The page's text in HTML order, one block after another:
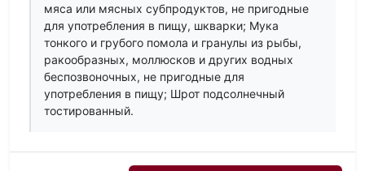
мяса или мясных субпродуктов, не пригодные
для употребления в пищу, шкварки; Мука
тонкого и грубого помола и гранулы из рыбы,
ракообразных, моллюсков и других водных
беспозвоночных, не пригодные для
употребления в пищу; Шрот подсолнечный
тостированный.